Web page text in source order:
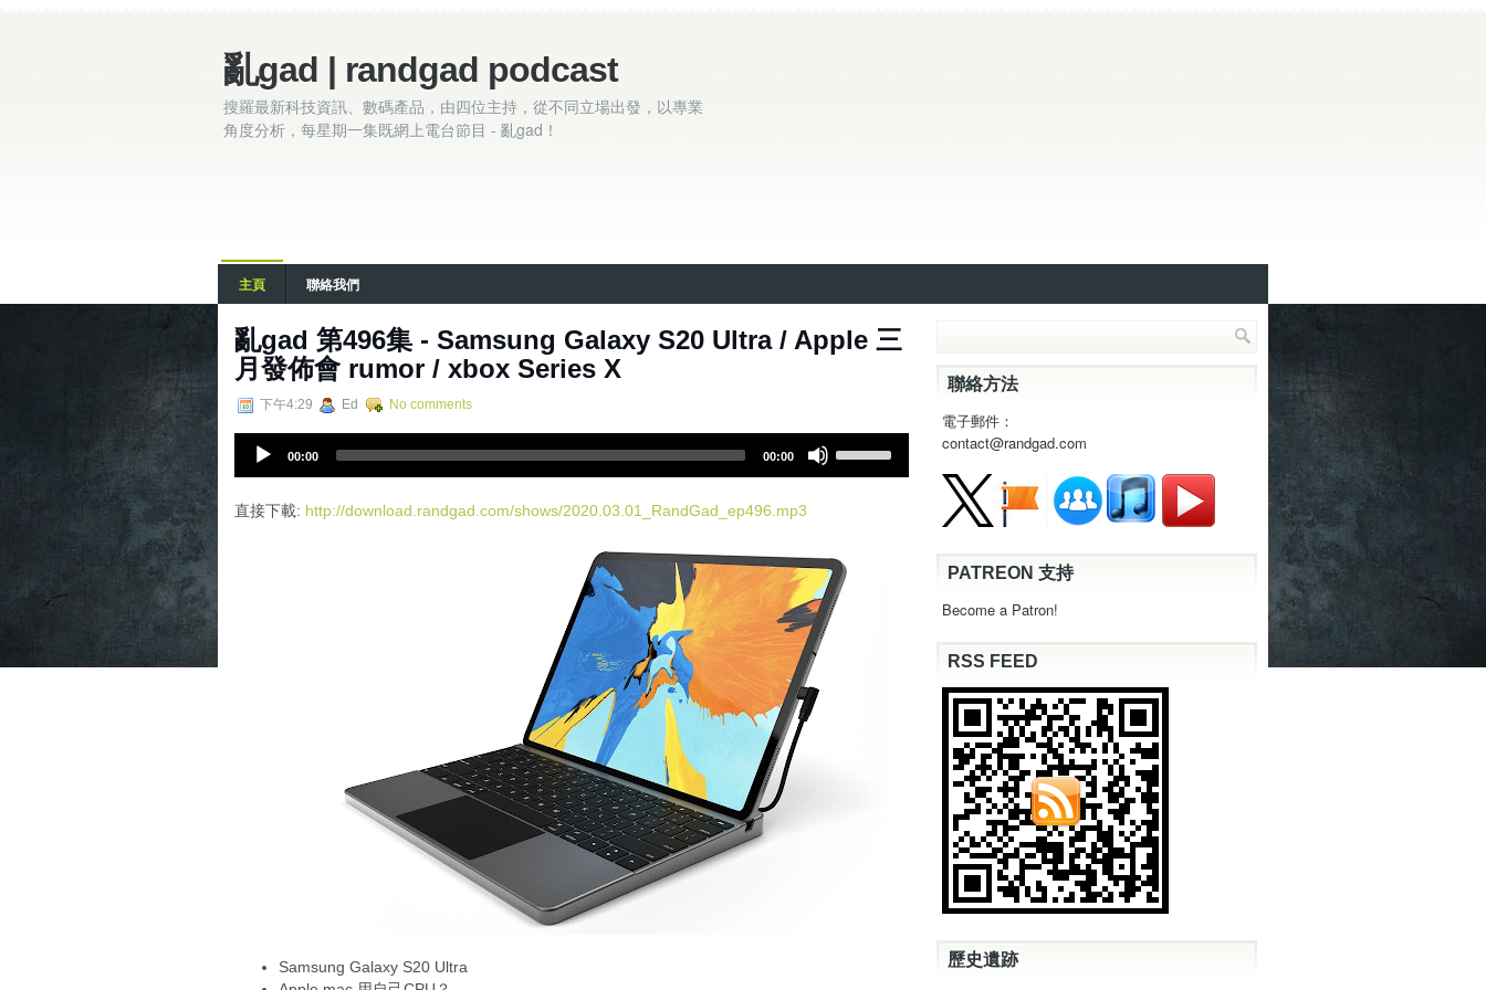
亂gad | randgad podcast
搜羅最新科技資訊、數碼產品，由四位主持，從不同立場出發，以專業
角度分析，每星期一集既網上電台節目 - 亂gad！
主頁 聯絡我們
亂gad 第496集 - Samsung Galaxy S20 Ultra / Apple 三
月發佈會 rumor / xbox Series X
下午4:29 Ed No comments
i
00:00 00:00
s
D
o
直接下載: http://download.randgad.com/shows/2020.03.01_RandGad_ep496.mp3
Samsung Galaxy S20 Ultra
聯絡方法
電子郵件：
contact@randgad.com
PATREON 支持
Become a Patron!
RSS FEED
歷史遺跡